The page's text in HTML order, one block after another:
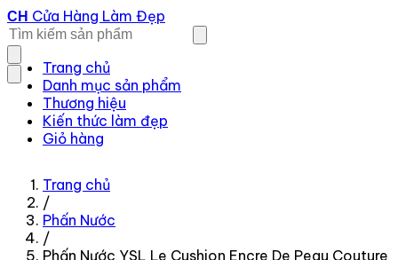
CH Cửa Hàng Làm Đẹp
Trang chủ
Danh mục sản phẩm
Thương hiệu
Kiến thức làm đẹp
Giỏ hàng
Trang chủ
/
Phấn Nước
/
Phấn Nước YSL Le Cushion Encre De Peau Couture